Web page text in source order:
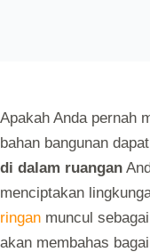
Apakah Anda pernah
bahan bangunan
di dalam ruangan
menciptakan
ringan muncul
akan membahas